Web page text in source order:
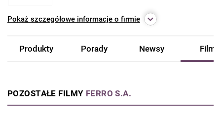
Pokaż szczegółowe informacje o firmie
Produkty Porady Newsy Filmy
POZOSTAŁE FILMY FERRO S.A.